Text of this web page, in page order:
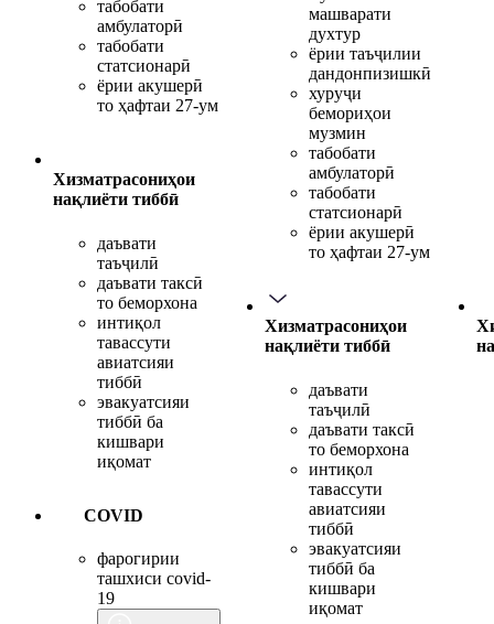
табобати
амбулаторӣ
табобати
статсионарӣ
ёрии акушерӣ
то ҳафтаи 27-ум
Хизматрасониҳои
нақлиёти тиббӣ
даъвати
таъҷилӣ
даъвати таксӣ
то беморхона
интиқол
тавассути
авиатсияи
тиббӣ
эвакуатсияи
тиббӣ ба
кишвари
иқомат
COVID
фарогирии
ташхиси covid-
19
машварати
духтур
ёрии таъҷилии
дандонпизишкӣ
хуруҷи
бемориҳои
музмин
табобати
амбулаторӣ
табобати
статсионарӣ
ёрии акушерӣ
то ҳафтаи 27-ум
Хизматрасониҳои
нақлиёти тиббӣ
даъвати
таъҷилӣ
даъвати таксӣ
то беморхона
интиқол
тавассути
авиатсияи
тиббӣ
эвакуатсияи
тиббӣ ба
кишвари
иқомат